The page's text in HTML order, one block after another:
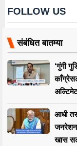
FOLLOW US
संबंधित बातम्या
‘गुंगी
आधी
जनरेशन
खास